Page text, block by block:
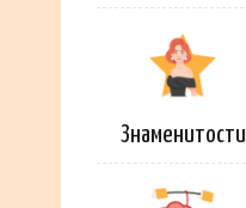
Знаменитости